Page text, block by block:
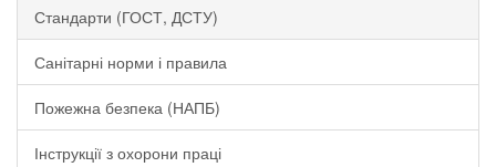
Стандарти (ГОСТ, ДСТУ)
Санітарні норми і правила
Пожежна безпека (НАПБ)
Інструкції з охорони праці